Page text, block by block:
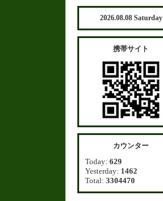
2026.08.08 Saturday
携帯サイト
カウンター
Today: 629
Yesterday: 1462
Total: 3304470